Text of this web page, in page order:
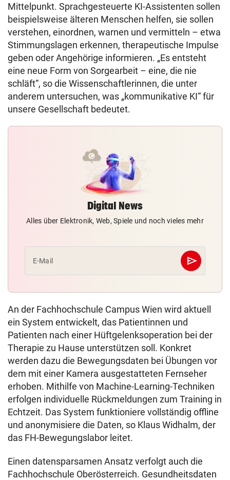
Mittelpunkt. Sprachgesteuerte KI-Assistenten sollen
beispielsweise älteren Menschen helfen, sie sollen
verstehen, einordnen, warnen und vermitteln – etwa
Stimmungslagen erkennen, therapeutische Impulse
geben oder Angehörige informieren. „Es entsteht
eine neue Form von Sorgearbeit – eine, die nie
schläft“, so die Wissenschaftlerinnen, die unter
anderem untersuchen, was „kommunikative KI“ für
unsere Gesellschaft bedeutet.
Digital News
Alles über Elektronik, Web, Spiele und noch vieles mehr
E-Mail send
Abschicken
An der Fachhochschule Campus Wien wird aktuell
ein System entwickelt, das Patientinnen und
Patienten nach einer Hüftgelenksoperation bei der
Therapie zu Hause unterstützen soll. Konkret
werden dazu die Bewegungsdaten bei Übungen vor
dem mit einer Kamera ausgestatteten Fernseher
erhoben. Mithilfe von Machine-Learning-Techniken
erfolgen individuelle Rückmeldungen zum Training in
Echtzeit. Das System funktioniere vollständig offline
und anonymisiere die Daten, so Klaus Widhalm, der
das FH-Bewegungslabor leitet.
Einen datensparsamen Ansatz verfolgt auch die
Fachhochschule Oberösterreich. Gesundheitsdaten